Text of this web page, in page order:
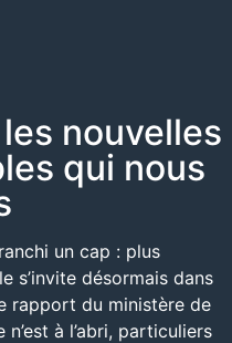
nouvelles
qui nous
un cap : plus
s’invite désormais dans
rapport du ministère de
à l’abri, particuliers